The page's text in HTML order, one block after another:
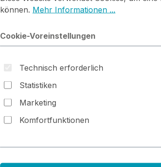
Preise inkl. MwSt. zzgl. Versandkosten
können. Mehr Informationen ...
Cookie-Voreinstellungen
Technisch erforderlich
Statistiken
Marketing
Komfortfunktionen